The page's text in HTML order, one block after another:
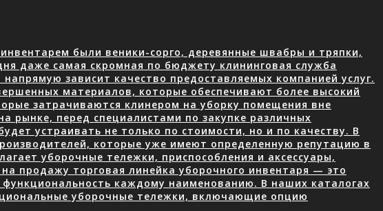
были веники-сорго, деревянные швабры и тряпки,
даже самая скромная по бюджету клининговая служба
зависит качество предоставляемых компанией услуг.
материалов, которые обеспечивают более высокий
затрачиваются клинером на уборку помещения вне
рынке, перед специалистами по закупке различных
устраивать не только по стоимости, но и по качеству. В
которые уже имеют определенную репутацию в
уборочные тележки, приспособления и аксессуары,
продажу торговая линейка уборочного инвентаря — это
каждому наименованию. В наших каталогах
уборочные тележки, включающие опцию